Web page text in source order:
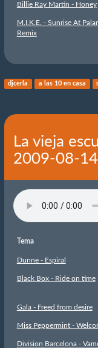
Billie Ray Martin - Honey
M.I.K.E. - Sunrise At
Remix
djcerla a las 10 en casa
La vieja
2009-08-14
Tema
Dunne - Espiral
Black Box - Ride on time
Gala - Freed from desire
Miss Peppermint -
Division Barcelona -